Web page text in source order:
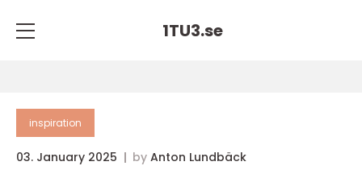
1TU3.se
inspiration
03. January 2025 by Anton Lundbäck